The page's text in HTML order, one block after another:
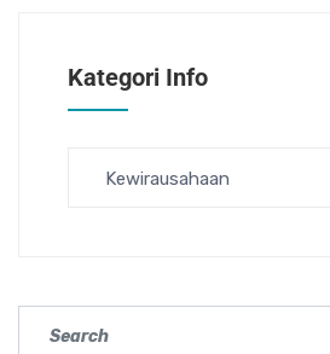
Kategori Info